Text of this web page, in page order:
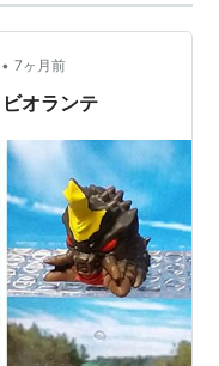
• 7ヶ月前
オランテ